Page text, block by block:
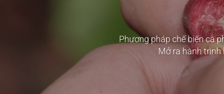
Phương pháp chế biến cà
Mở ra hành trình